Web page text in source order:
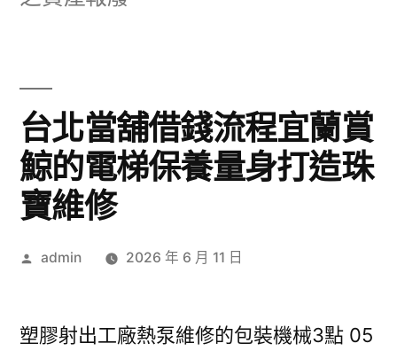
台北當舖借錢流程宜蘭賞
鯨的電梯保養量身打造珠
寶維修
作
admin 2026 年 6 月 11 日
塑膠射出工廠熱泵維修的包裝機械3點 05